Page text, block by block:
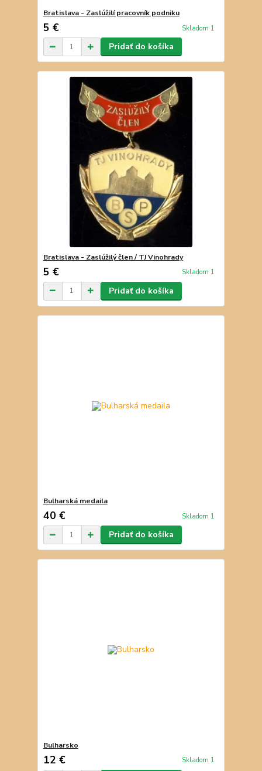
Bratislava - Zaslúžilí pracovník podniku
5 € Skladom 1
Pridať do košíka
Bratislava - Zaslúžilý člen / TJ Vinohrady
5 € Skladom 1
Pridať do košíka
Bulharská medaila
40 € Skladom 1
Pridať do košíka
Bulharsko
12 € Skladom 1